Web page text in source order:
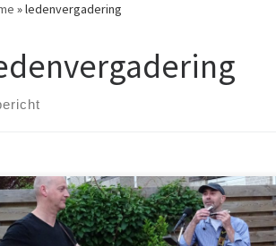
»ledenvergadering
jaarlijkse ledenvergadering was voor het eerst
ons nieuwe bestuur en daarvoor had de